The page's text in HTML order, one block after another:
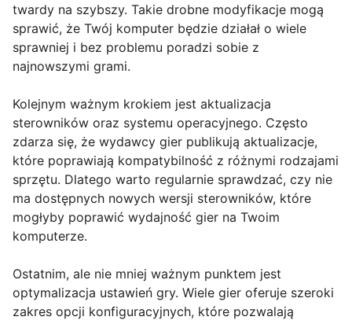
twardy na szybszy. Takie drobne modyfikacje mogą
sprawić, że Twój komputer będzie działał o wiele
sprawniej i bez problemu poradzi sobie z
najnowszymi grami.
Kolejnym ważnym krokiem jest aktualizacja
sterowników oraz systemu operacyjnego. Często
zdarza się, że wydawcy gier publikują aktualizacje,
które poprawiają kompatybilność z różnymi rodzajami
sprzętu. Dlatego warto regularnie sprawdzać, czy nie
ma dostępnych nowych wersji sterowników, które
mogłyby poprawić wydajność gier na Twoim
komputerze.
Ostatnim, ale nie mniej ważnym punktem jest
optymalizacja ustawień gry. Wiele gier oferuje szeroki
zakres opcji konfiguracyjnych, które pozwalają